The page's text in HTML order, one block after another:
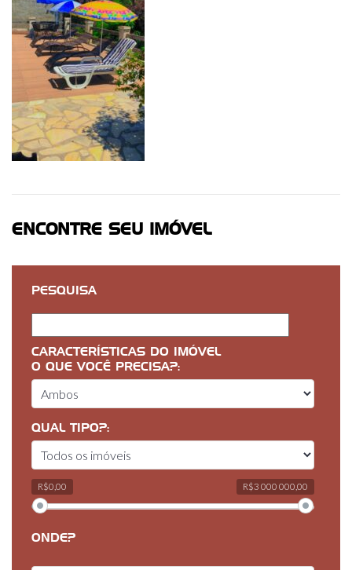
ENCONTRE SEU IMÓVEL
PESQUISA
CARACTERÍSTICAS DO IMÓVEL
O QUE VOCÊ PRECISA?:
QUAL TIPO?:
R$0,00 R$3 000 000,00
ONDE?